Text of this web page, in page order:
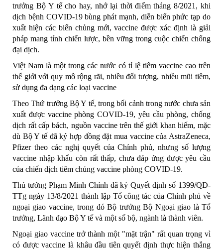
trưởng Bộ Y tế cho hay, nhớ lại thời điểm tháng 8/2021, khi
dịch bệnh COVID-19 bùng phát mạnh, diễn biến phức tạp do
xuất hiện các biến chủng mới, vaccine được xác định là giải
pháp mang tính chiến lược, bền vững trong cuộc chiến chống
đại dịch.
Việt Nam là một trong các nước có tỉ lệ tiêm vaccine cao trên
thế giới với quy mô rộng rãi, nhiều đối tượng, nhiều mũi tiêm,
sử dụng đa dạng các loại vaccine
Theo Thứ trưởng Bộ Y tế, trong bối cảnh trong nước chưa sản
xuất được vaccine phòng COVID-19, yêu cầu phòng, chống
dịch rất cấp bách, nguồn vaccine trên thế giới khan hiếm, mặc
dù Bộ Y tế đã ký hợp đồng đặt mua vaccine của AstraZeneca,
Pfizer theo các nghị quyết của Chính phủ, nhưng số lượng
vaccine nhập khẩu còn rất thấp, chưa đáp ứng được yêu cầu
của chiến dịch tiêm chủng vaccine phòng COVID-19.
Thủ tướng Phạm Minh Chính đã ký Quyết định số 1399/QĐ-
TTg ngày 13/8/2021 thành lập Tổ công tác của Chính phủ về
ngoại giao vaccine, trong đó Bộ trưởng Bộ Ngoại giao là Tổ
trưởng, Lãnh đạo Bộ Y tế và một số bộ, ngành là thành viên.
Ngoại giao vaccine trở thành một "mặt trận" rất quan trọng vì
có được vaccine là khâu đầu tiên quyết định thực hiện thắng